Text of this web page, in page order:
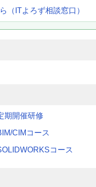
（ITよろず相談窓口）
期開催研修
CIMコース
コース